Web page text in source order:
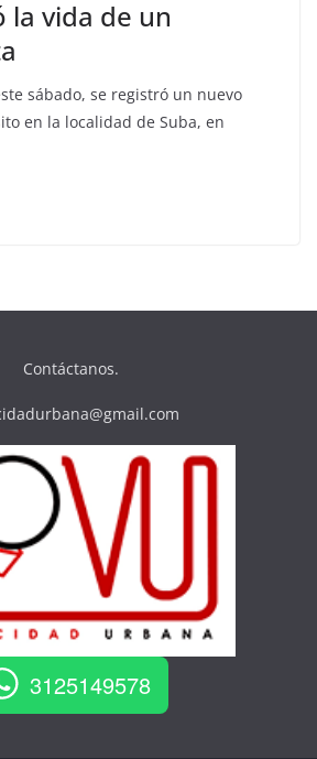
la vida de un
sábado, se registró un nuevo
en la localidad de Suba, en
Contáctanos.
3125149578